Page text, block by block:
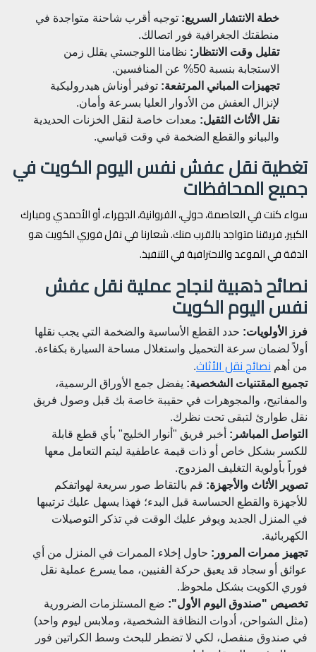
خطة الانتشار السريع: توجيه أقرب شاحنة متواجدة في
منطقتك الجغرافية فور اتصالك.
تقليل وقت الانتظار: نظامنا اللوجستي يقلل زمن
الاستجابة بنسبة 50% عن المنافسين.
تجهيزات المباني المرتفعة: توفير أوناش هيدروليكية
لإنزال العفش من الأدوار العليا بسرعة وأمان.
نقل الأثاث الثقيل: معدات خاصة لنقل الخزنات الحديدية
والبيانو والقطع الضخمة في وقت قياسي.
تغطية نقل عفش نفس اليوم الكويت في
جميع المحافظات
سواء كنت في العاصمة، حولي، الفروانية، الجهراء، أو الأحمدي ومبارك
الكبير، فريقنا متواجد بالقرب منك. شعارنا في نقل فوري الكويت هو
الدقة في الموعد والاحترافية في التنفيذ.
نصائح ذهبية لنجاح عملية نقل عفش
نفس اليوم الكويت
فرز الأولويات: حدد القطع الأساسية والضخمة التي يجب نقلها
أولاً لضمان سرعة التحميل واستغلال مساحة السيارة بكفاءة.
من أهم نصائح نقل الأثاث.
تجميع المقتنيات الشخصية: يفضل جمع الأوراق الرسمية،
والمفاتيح، والمجوهرات في حقيبة خاصة بك قبل وصول فريق
نقل طوارئ لتبقى تحت نظرك.
التواصل المباشر: أخبر فريق "أنوار الخليج" بأي قطع قابلة
للكسر بشكل خاص أو ذات قيمة عاطفية ليتم التعامل معها
فوراً بأولوية التغليف المزدوج.
تصوير الأثاث والأجهزة: قم بالتقاط صور سريعة لهواتفكم
للأجهزة والقطع الحساسة قبل البدء؛ فهذا يسهل عليك ترتيبها
في المنزل الجديد ويوفر عليك الوقت في تذكر التوصيلات
الكهربائية.
تجهيز ممرات المرور: حاول إخلاء الممرات في المنزل من أي
عوائق أو سجاد قد يعيق حركة الفنيين، مما يسرع عملية نقل
فوري الكويت بشكل ملحوظ.
تخصيص "صندوق اليوم الأول": ضع المستلزمات الضرورية
(مثل الشواحن، أدوات النظافة الشخصية، وملابس ليوم واحد)
في صندوق منفصل، لكي لا تضطر للبحث وسط الكراتين فور